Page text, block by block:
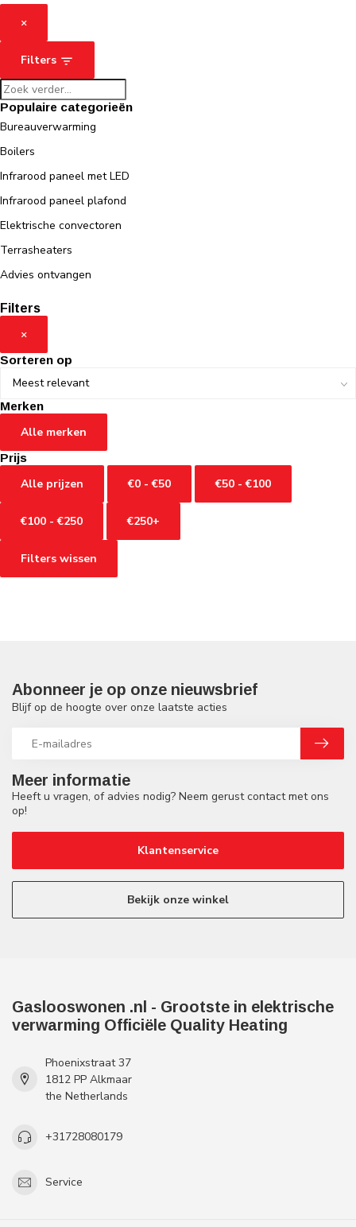
×
Filters
Populaire categorieën
Bureauverwarming
Boilers
Infrarood paneel met LED
Infrarood paneel plafond
Elektrische convectoren
Terrasheaters
Advies ontvangen
Filters
×
Sorteren op
Merken
Alle merken
Prijs
Alle prijzen €0 - €50 €50 - €100
€100 - €250 €250+
Filters wissen
Meer informatie
Heeft u vragen, of advies nodig? Neem gerust contact met ons
op!
Klantenservice
Bekijk onze winkel
Abonneer je op onze nieuwsbrief
Blijf op de hoogte over onze laatste acties
Gaslooswonen .nl - Grootste in elektrische
verwarming Officiële Quality Heating
Phoenixstraat 37
1812 PP Alkmaar
the Netherlands
+31728080179
Service